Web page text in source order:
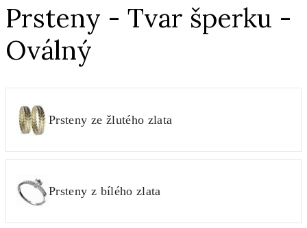
Prsteny - Tvar šperku -
Oválný
Prsteny ze žlutého zlata
Prsteny z bílého zlata